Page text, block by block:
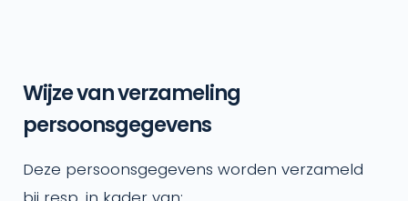
Wijze van verzameling
persoonsgegevens
Deze persoonsgegevens worden verzameld